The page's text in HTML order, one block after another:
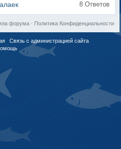
8 Ответов
Политика Конфиденциальности
форума·
Связь с администрацией сайта